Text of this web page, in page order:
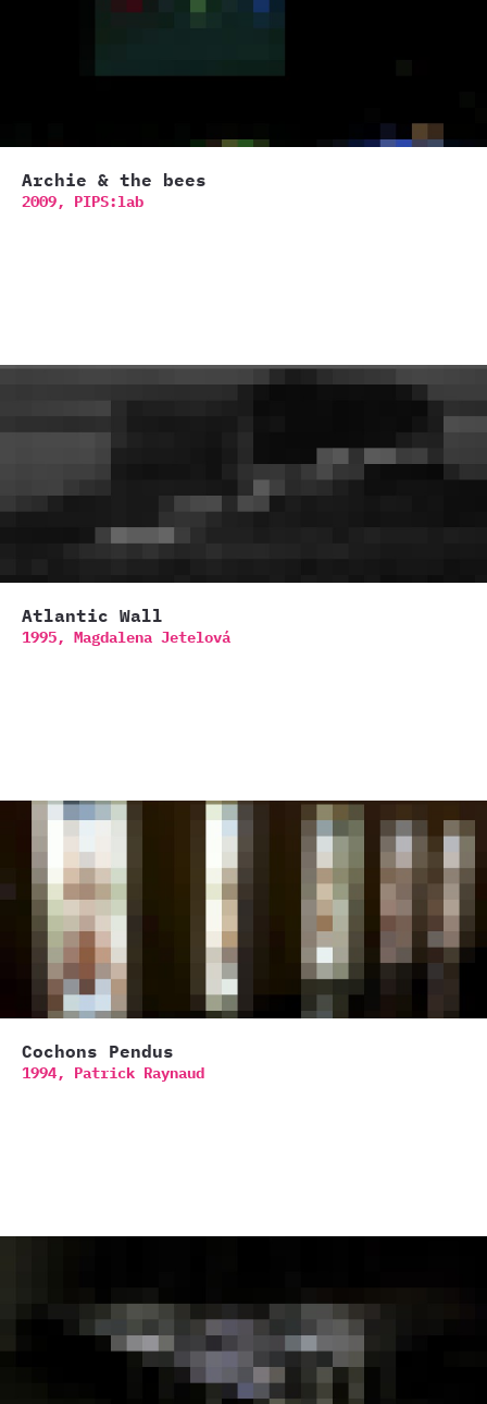
Archie & the bees
2009, PIPS:lab
Atlantic Wall
1995, Magdalena Jetelová
Cochons Pendus
1994, Patrick Raynaud